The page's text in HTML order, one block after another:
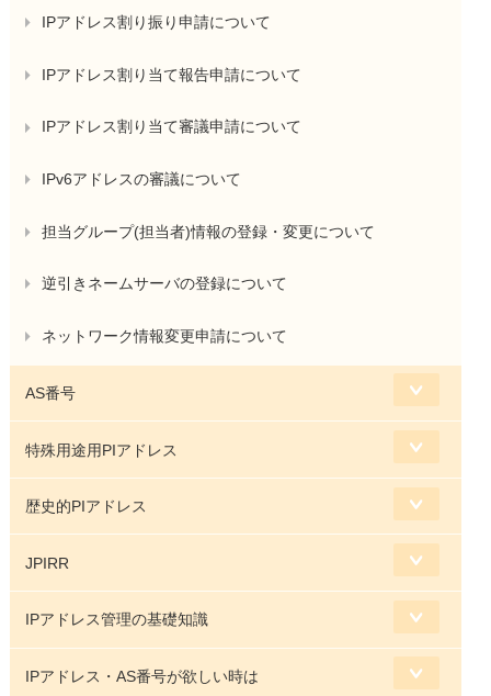
IPアドレス割り振り申請について
IPアドレス割り当て報告申請について
IPアドレス割り当て審議申請について
IPv6アドレスの審議について
担当グループ(担当者)情報の登録・変更について
逆引きネームサーバの登録について
ネットワーク情報変更申請について
AS番号
特殊用途用PIアドレス
歴史的PIアドレス
JPIRR
IPアドレス管理の基礎知識
IPアドレス・AS番号が欲しい時は